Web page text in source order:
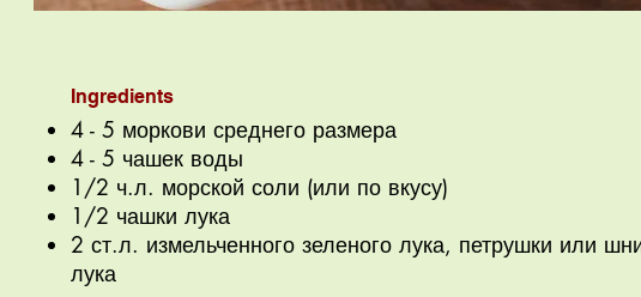
Ingredients
4 - 5 моркови среднего размера
4 - 5 чашек воды
1/2 ч.л. морской соли (или по вкусу)
1/2 чашки лука
2 ст.л. измельченного зеленого лука, петрушки или
лука